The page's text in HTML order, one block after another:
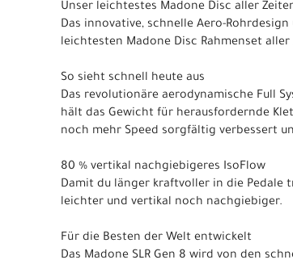
Unser leichtestes Madone Disc aller
Das innovative, schnelle Aero-
leichtesten Madone Disc Rahmenset
So sieht schnell heute aus
Das revolutionäre aerodynamische Full
hält das Gewicht für herausfordernde
noch mehr Speed sorgfältig verbessert
80 % vertikal nachgiebigeres IsoFlow
Damit du länger kraftvoller in die
leichter und vertikal noch nachgiebiger.
Für die Besten der Welt entwickelt
Das Madone SLR Gen 8 wird von den